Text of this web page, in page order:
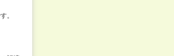
。